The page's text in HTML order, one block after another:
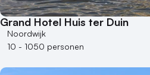
Buitenlocatie
Duurzame locatie
Groene locatie
Grand Hotel Huis ter Duin
Noordwijk
10 - 1050 personen